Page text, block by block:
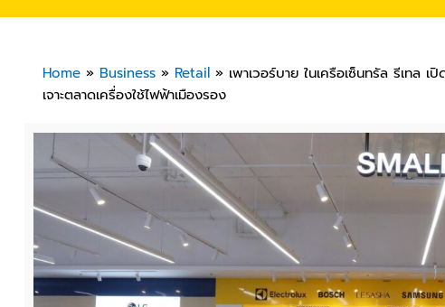
Home» Business» Retail» เพาเวอร์บาย ในเครือเซ็นทรัล รีเทล
เจาะตลาดเครื่องใช้ไฟฟ้าเมืองรอง